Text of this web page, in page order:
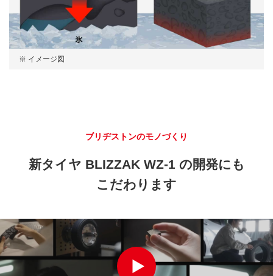
※ イメージ図
ブリヂストンのモノづくり
新タイヤ BLIZZAK WZ-1 の開発にも
こだわります
[YouTube] ブリヂストンのモノづくりへのこだわり 〜新タイヤ